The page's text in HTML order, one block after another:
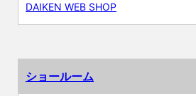
DAIKEN WEB SHOP
ショールーム